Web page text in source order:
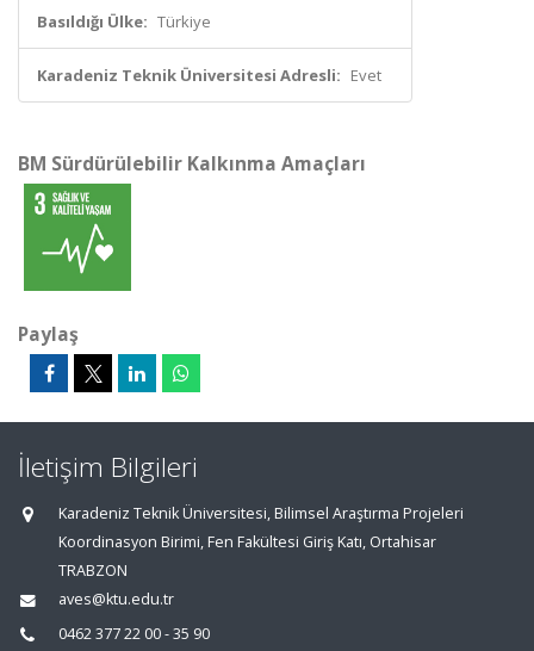
Basıldığı Ülke: Türkiye
Karadeniz Teknik Üniversitesi Adresli: Evet
BM Sürdürülebilir Kalkınma Amaçları
Paylaş
İletişim Bilgileri
Karadeniz Teknik Üniversitesi, Bilimsel Araştırma Projeleri
Koordinasyon Birimi, Fen Fakültesi Giriş Katı, Ortahisar
TRABZON
aves@ktu.edu.tr
0462 377 22 00 - 35 90